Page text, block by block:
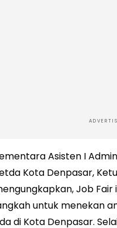
Asisten I
Kota Denpasar,
Job
untuk menekan
di Kota Denpasar.